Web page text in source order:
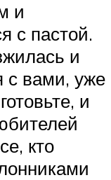
и
с пастой.
и
с вами, уже
и
кто